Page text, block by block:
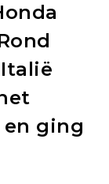
en ging